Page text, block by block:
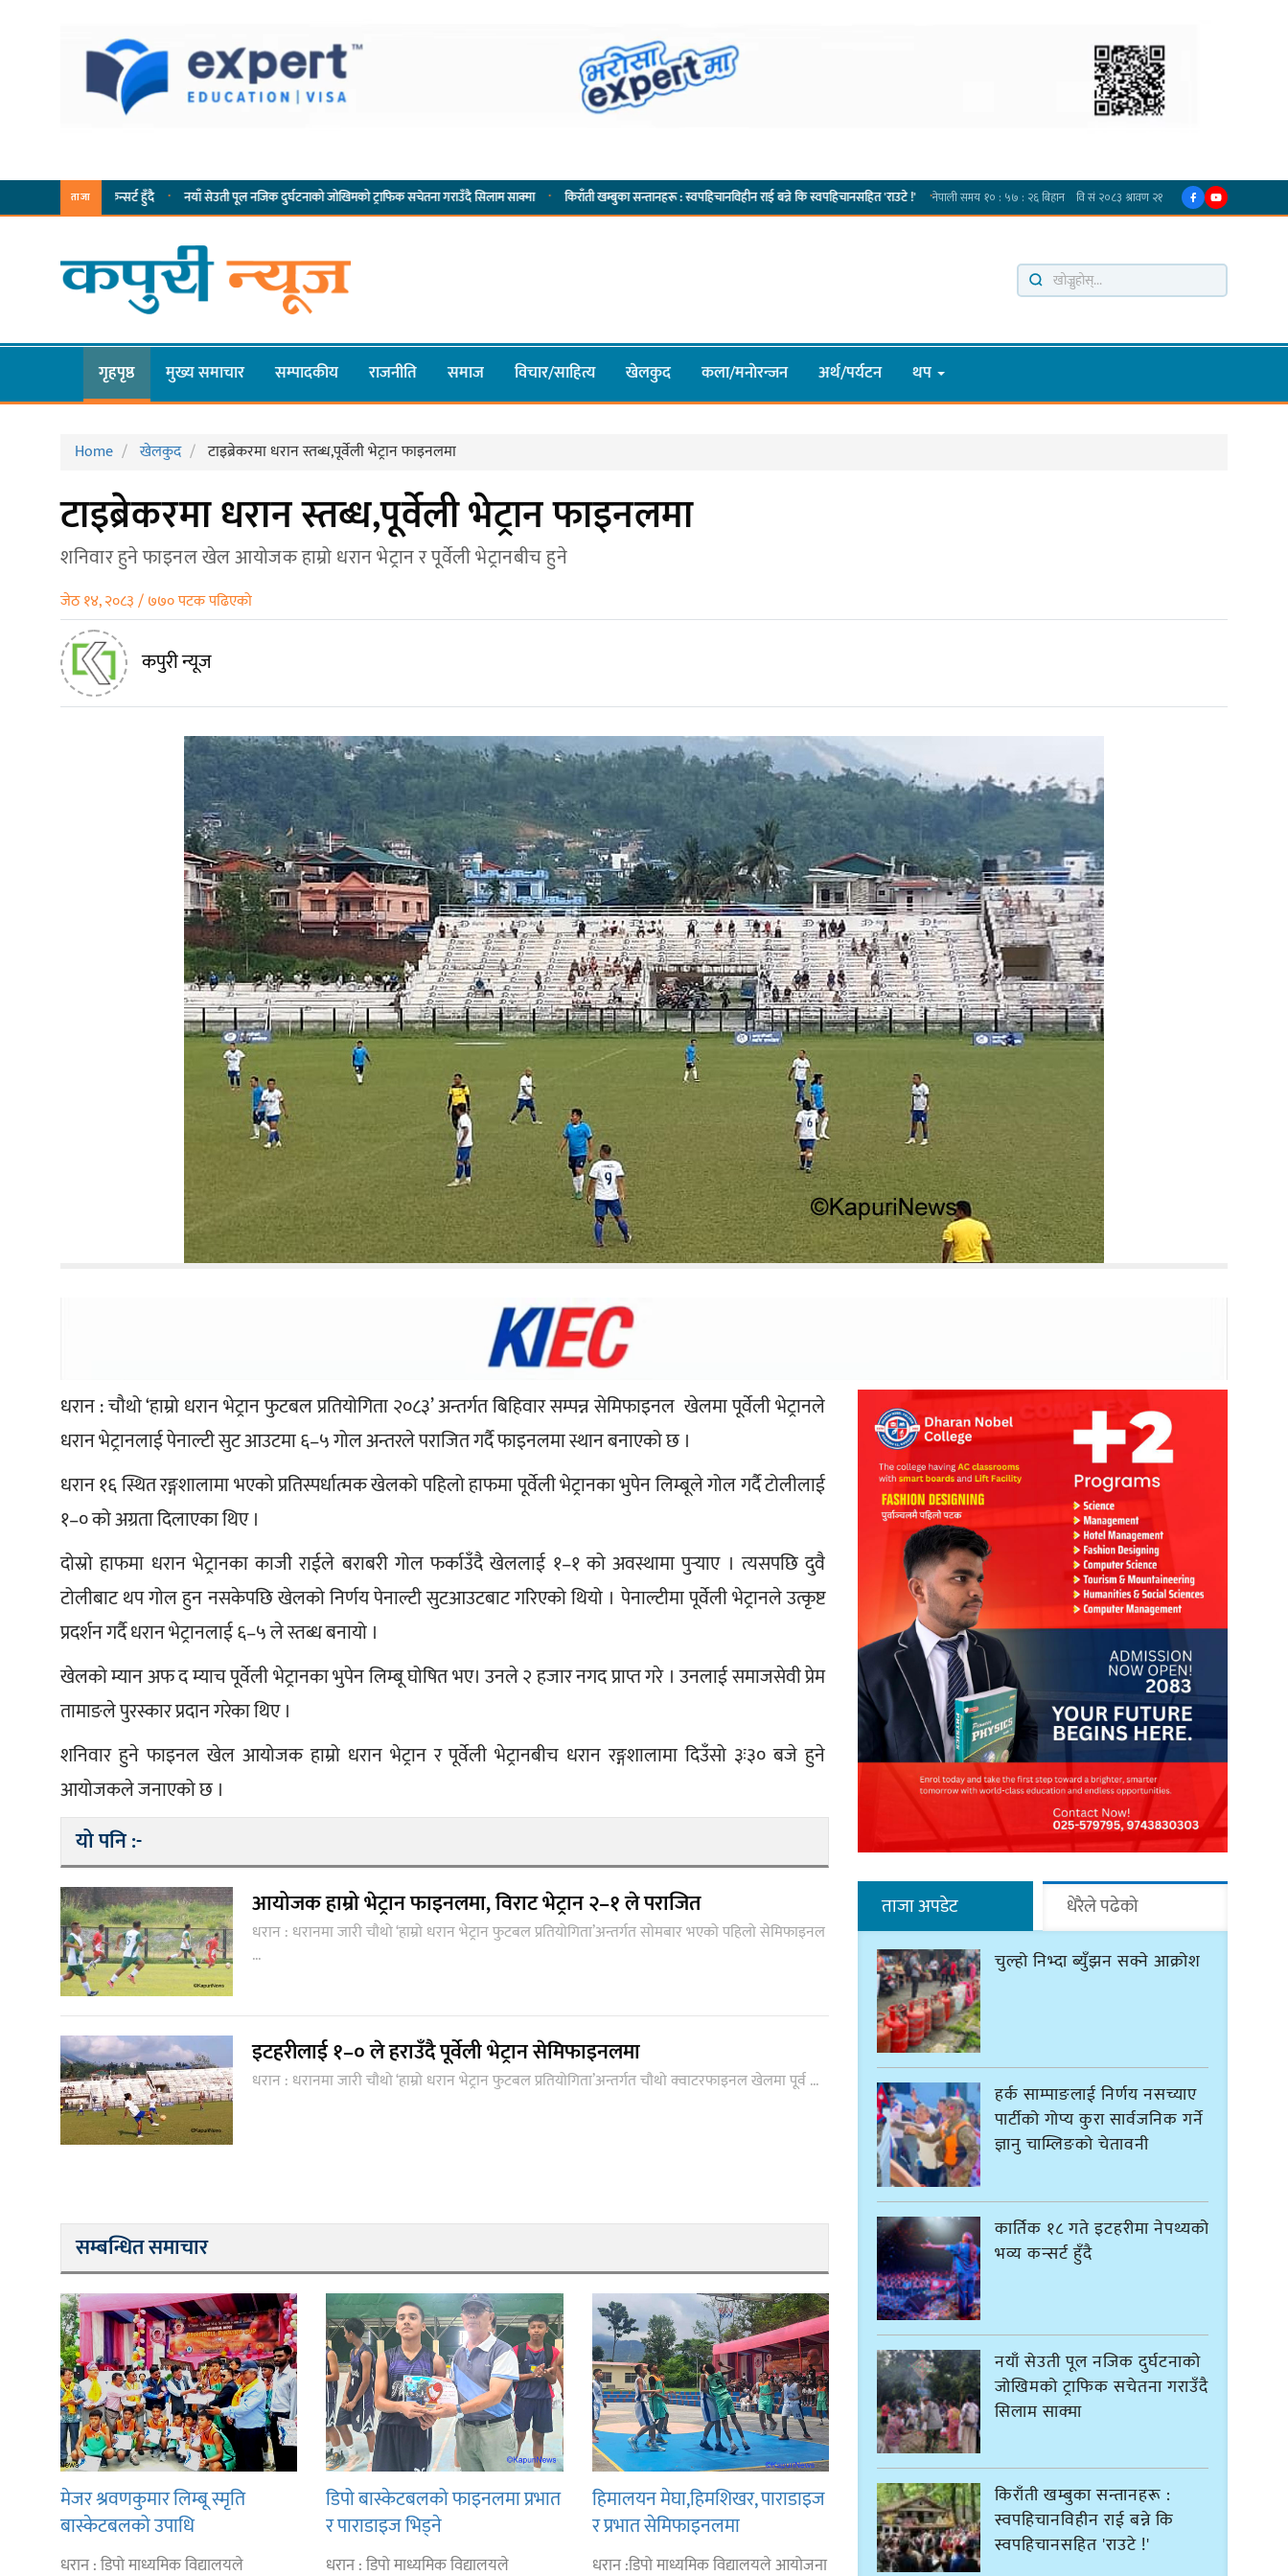
ताजा
भव्य कन्सर्ट हुँदै नयाँ सेउती पूल नजिक दुर्घटनाको जोखिमको ट्राफिक सचेतना गराउँदै सिलाम साक्मा · किराँती खम्बुका सन्तानहरू : स्वपहिचानविहीन राई बन्ने कि स्वपहिचानसहित 'राउटे !' · नेपाली काँग्रेस सभापति गगन थापालाई एकताबद्ध सिङ्गो काँग्रेस निर्माण गर्न सुनसरीका
गृहपृष्ठ मुख्य समाचार सम्पादकीय राजनीति समाज विचार/साहित्य खेलकुद कला/मनाेरन्जन अर्थ/पर्यटन थप
Home खेलकुद टाइब्रेकरमा धरान स्तब्ध,पूर्वेली भेट्रान फाइनलमा
टाइब्रेकरमा धरान स्तब्ध,पूर्वेली भेट्रान फाइनलमा
शनिवार हुने फाइनल खेल आयोजक हाम्रो धरान भेट्रान र पूर्वेली भेट्रानबीच हुने
जेठ १४, २०८३ / ७७० पटक पढिएको
कपुरी न्यूज
धरान : चौथो ‘हाम्रो धरान भेट्रान फुटबल प्रतियोगिता २०८३’ अन्तर्गत बिहिवार सम्पन्न सेमिफाइनल  खेलमा पूर्वेली भेट्रानले
धरान भेट्रानलाई पेनाल्टी सुट आउटमा ६–५ गोल अन्तरले पराजित गर्दै फाइनलमा स्थान बनाएको छ ।
धरान १६ स्थित रङ्गशालामा भएको प्रतिस्पर्धात्मक खेलको पहिलो हाफमा पूर्वेली भेट्रानका भुपेन लिम्बूले गोल गर्दै टोलीलाई
१–० को अग्रता दिलाएका थिए ।
दोस्रो हाफमा धरान भेट्रानका काजी राईले बराबरी गोल फर्काउँदै खेललाई १–१ को अवस्थामा पुर्‍याए । त्यसपछि दुवै
टोलीबाट थप गोल हुन नसकेपछि खेलको निर्णय पेनाल्टी सुटआउटबाट गरिएको थियो । पेनाल्टीमा पूर्वेली भेट्रानले उत्कृष्ट
प्रदर्शन गर्दै धरान भेट्रानलाई ६–५ ले स्तब्ध बनायो ।
खेलको म्यान अफ द म्याच पूर्वेली भेट्रानका भुपेन लिम्बू घोषित भए। उनले २ हजार नगद प्राप्त गरे । उनलाई समाजसेवी प्रेम
तामाङले पुरस्कार प्रदान गरेका थिए ।
शनिवार हुने फाइनल खेल आयोजक हाम्रो धरान भेट्रान र पूर्वेली भेट्रानबीच धरान रङ्गशालामा दिउँसो ३ः३० बजे हुने
आयोजकले जनाएको छ ।
यो पनि :-
आयोजक हाम्रो भेट्रान फाइनलमा, विराट भेट्रान २–१ ले पराजित
धरान : धरानमा जारी चौथो ‘हाम्रो धरान भेट्रान फुटबल प्रतियोगिता’अन्तर्गत सोमबार भएको पहिलो सेमिफाइनल
...
इटहरीलाई १–० ले हराउँदै पूर्वेली भेट्रान सेमिफाइनलमा
धरान : धरानमा जारी चौथो ‘हाम्रो धरान भेट्रान फुटबल प्रतियोगिता’अन्तर्गत चौथो क्वाटरफाइनल खेलमा पूर्व ...
सम्बन्धित समाचार
मेजर श्रवणकुमार लिम्बू स्मृति
बास्केटबलको उपाधि
प्रभातलाई,पाराडाइज उपविजेतामा
धरान : डिपो माध्यमिक विद्यालयले
डिपो बास्केटबलको फाइनलमा प्रभात
र पाराडाइज भिड्ने
धरान : डिपो माध्यमिक विद्यालयले
हिमालयन मेघा,हिमशिखर, पाराडाइज
र प्रभात सेमिफाइनलमा
धरान :डिपो माध्यमिक विद्यालयले आयोजना
ताजा अपडेट धेरैले पढेको
चुल्हो निभ्दा ब्युँझन सक्ने आक्रोश
हर्क साम्पाङलाई निर्णय नसच्याए
पार्टीको गोप्य कुरा सार्वजनिक गर्ने
ज्ञानु चाम्लिङको चेतावनी
कार्तिक १८ गते इटहरीमा नेपथ्यको
भव्य कन्सर्ट हुँदै
नयाँ सेउती पूल नजिक दुर्घटनाको
जोखिमको ट्राफिक सचेतना गराउँदै
सिलाम साक्मा
किराँती खम्बुका सन्तानहरू :
स्वपहिचानविहीन राई बन्ने कि
स्वपहिचानसहित 'राउटे !'